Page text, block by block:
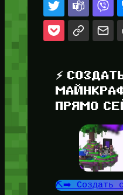
⚡
ПРЯМО
⛏️➡️ Создать